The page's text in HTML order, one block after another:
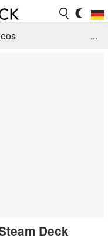
...
Deck